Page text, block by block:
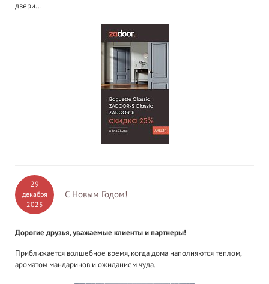
двери...
29
декабря
2025
С Новым Годом!
Дорогие друзья, уважаемые клиенты и партнеры!
Приближается волшебное время, когда дома наполняются теплом,
ароматом мандаринов и ожиданием чуда.